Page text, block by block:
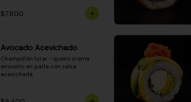
$7.800
Avocado Acevichado
Champiñón furai - queso crema
envuelto en palta con salsa
acevichada